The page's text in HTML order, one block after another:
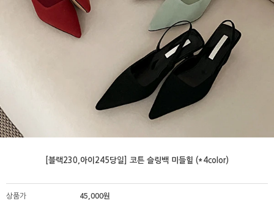
[블랙230,아이245당일] 코튼 슬링백 미들힐 (*4color)
상품가 45,000원